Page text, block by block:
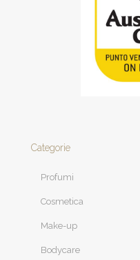
Categorie
Profumi
Cosmetica
Make-up
Bodycare